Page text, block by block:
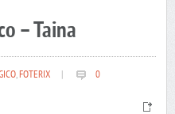
– Taina
,FOTERIX 0